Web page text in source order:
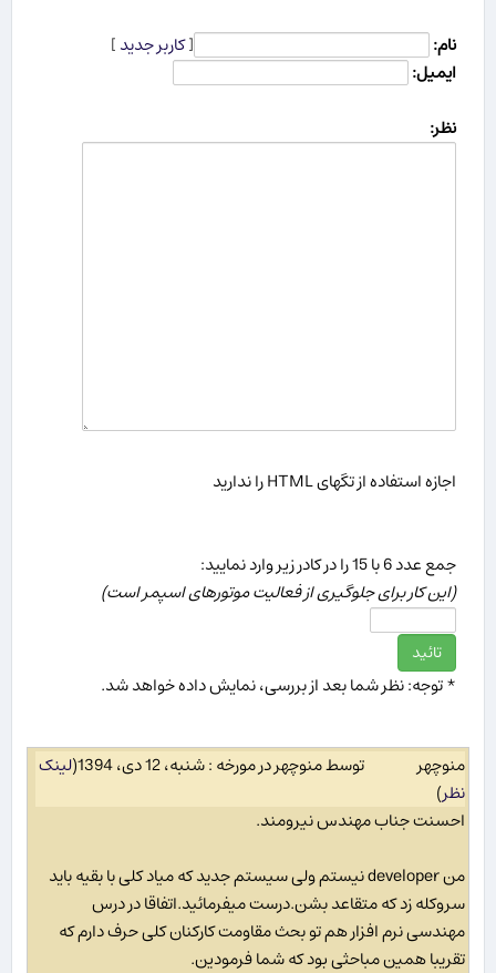
نام: [کاربر جدید]
ایمیل:
نظر:
اجازه استفاده از تگهای HTML را ندارید
جمع عدد 6 با 15 را در كادر زیر وارد نمایید:
(این كار برای جلوگیری از فعالیت موتورهای اسپمر است)
* توجه: نظر شما بعد از بررسی، نمایش داده خواهد شد.
منوچهر توسط منوچهر در مورخه : شنبه، 12 دی، 1394 (لینک
نظر)
احسنت جناب مهندس نیرومند.
من developer نیستم ولی سیستم جدید که میاد کلی با بقیه باید
سروکله زد که متقاعد بشن.درست میفرمائید.اتفاقا در درس
مهندسی نرم افزار هم تو بحث مقاومت کارکنان کلی حرف دارم که
تقریبا همین مباحثی بود که شما فرمودین.